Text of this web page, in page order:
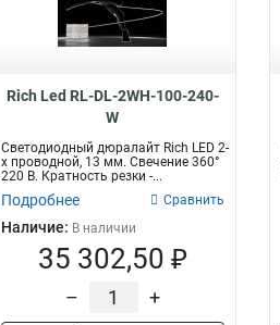
Rich Led RL-DL-2WH-100-240-
W
Светодиодный дюралайт Rich LED 2-
х проводной, 13 мм. Свечение 360°
220 В. Кратность резки -...
Подробнее Сравнить
Наличие: В наличии
35 302,50 ₽
– +